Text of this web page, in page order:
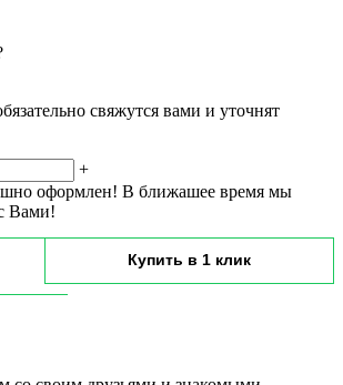
свяжутся вами и уточнят
+
оформлен! В ближашее время мы
Вами!